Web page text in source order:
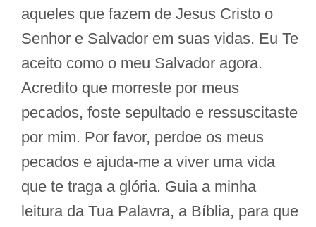
aqueles que fazem de Jesus Cristo o
Senhor e Salvador em suas vidas. Eu Te
aceito como o meu Salvador agora.
Acredito que morreste por meus
pecados, foste sepultado e ressuscitaste
por mim. Por favor, perdoe os meus
pecados e ajuda-me a viver uma vida
que te traga a glória. Guia a minha
leitura da Tua Palavra, a Bíblia, para que